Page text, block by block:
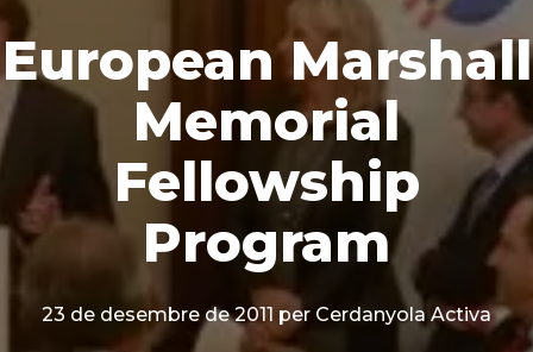
European Marshall
Memorial
Fellowship
Program
23 de desembre de 2011 per Cerdanyola Activa